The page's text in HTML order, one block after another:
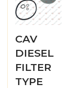
CAV
DIESEL
FILTER
TYPE